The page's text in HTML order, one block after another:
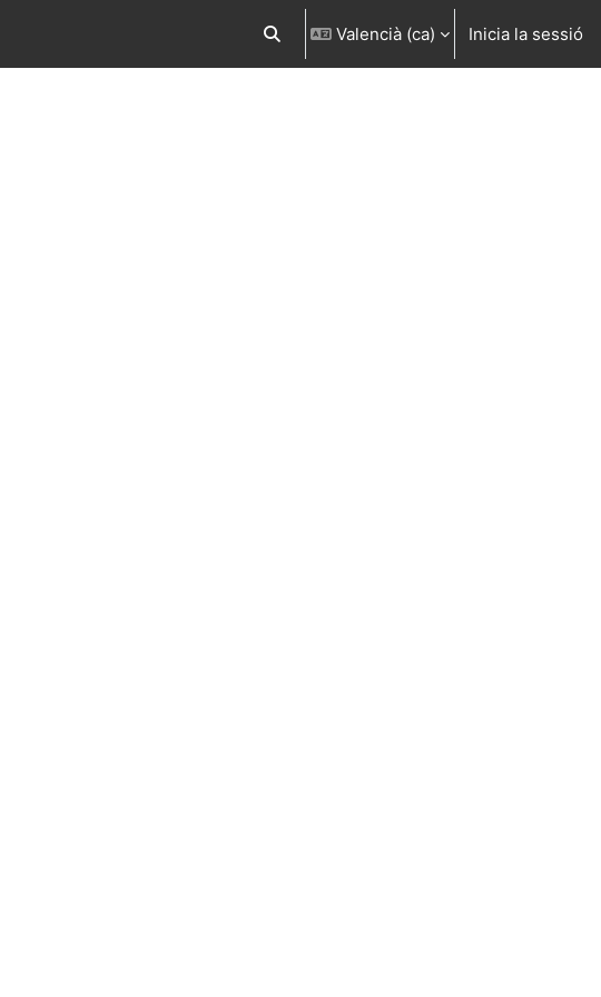
Commuta l'entrada de la cerca
Valencià ‎(ca)‎ Inicia la sessió